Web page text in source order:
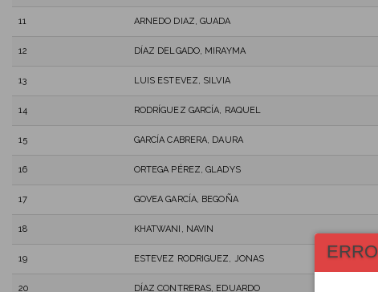
11 ARNEDO DIAZ, GUADA
12 DÍAZ DELGADO, MIRAYMA
13 LUIS ESTEVEZ, SILVIA
14 RODRÍGUEZ GARCÍA, RAQUEL
15 GARCÍA CABRERA, DAURA
16 ORTEGA PÉREZ, GLADYS
17 GOVEA GARCÍA, BEGOÑA
18 KHATWANI, NAVIN
19 ESTEVEZ RODRIGUEZ, JONAS
20 DÍAZ CONTRERAS, EDUARDO
ERRO